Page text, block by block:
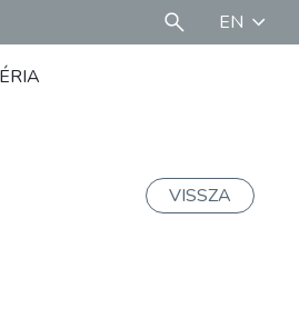
EN
VISSZA